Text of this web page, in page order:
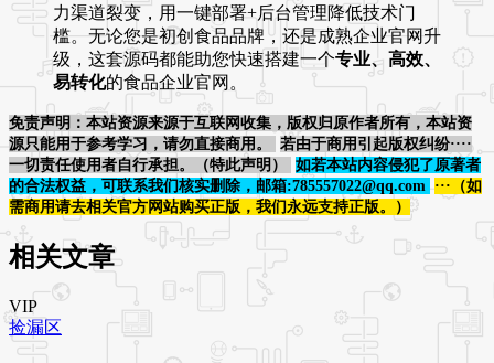
力渠道裂变，用一键部署+后台管理降低技术门
槛。无论您是初创食品品牌，还是成熟企业官网升
级，这套源码都能助您快速搭建一个专业、高效、
易转化的食品企业官网。
免责声明：本站资源来源于互联网收集，版权归原作者所有，本站资
源只能用于参考学习，请勿直接商用。
若由于商用引起版权纠纷····
一切责任使用者自行承担。（特此声明）
如若本站内容侵犯了原著者
的合法权益，可联系我们核实删除，邮箱:785557022@qq.com
···（如
需商用请去相关官方网站购买正版，我们永远支持正版。）
相关文章
VIP
捡漏区